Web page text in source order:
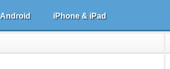
Android iPhone & iPad